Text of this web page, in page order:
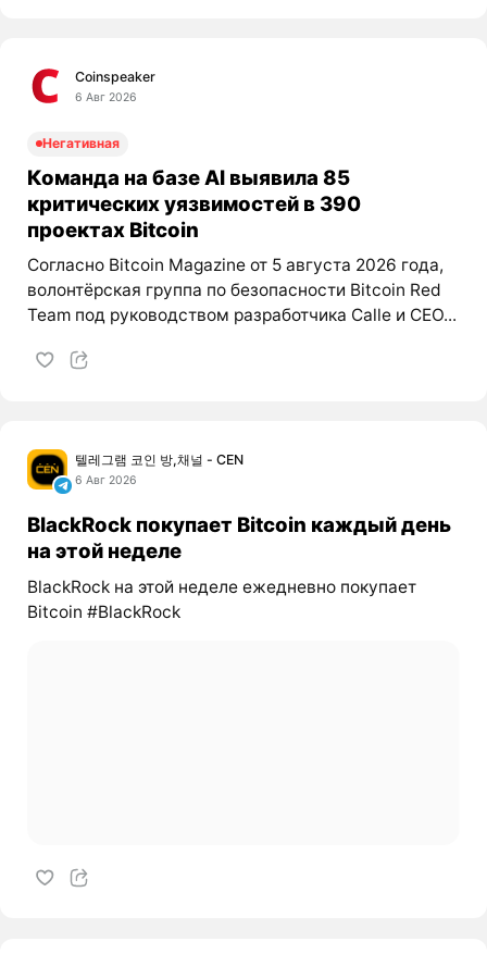
Coinspeaker
6 Авг 2026
Негативная
Команда на базе AI выявила 85
критических уязвимостей в 390
проектах Bitcoin
Согласно Bitcoin Magazine от 5 августа 2026 года,
волонтёрская группа по безопасности Bitcoin Red
Team под руководством разработчика Calle и CEO...
텔레그램 코인 방,채널 - CEN
6 Авг 2026
BlackRock покупает Bitcoin каждый день
на этой неделе
BlackRock на этой неделе ежедневно покупает
Bitcoin #BlackRock